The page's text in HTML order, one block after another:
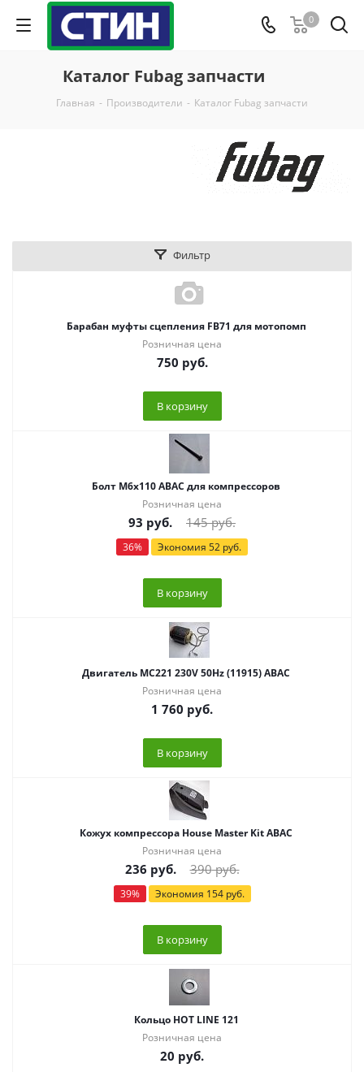
0
Каталог Fubag запчасти
Главная - Производители - Каталог Fubag запчасти
Фильтр
Барабан муфты сцепления FB71 для мотопомп
Розничная цена
750 руб.
В корзину
Болт M6х110 ABAC для компрессоров
Розничная цена
93 руб. 145руб.
36% Экономия 52 руб.
В корзину
Двигатель МС221 230V 50Hz (11915) ABAC
Розничная цена
1 760 руб.
В корзину
Кожух компрессора House Master Kit ABAC
Розничная цена
236 руб. 390руб.
39% Экономия 154руб.
В корзину
Кольцо HOT LINE 121
Розничная цена
20 руб.